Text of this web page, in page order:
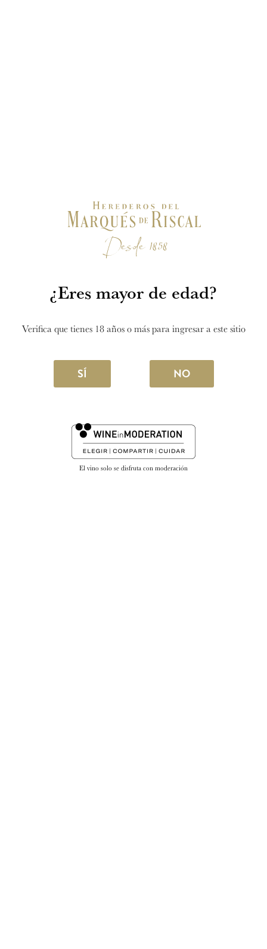
Visita el mejor viñedo
del mundo
VISITA LA BODEGA
¿Eres mayor de edad?
Verifica que tienes 18 años o más para ingresar a este sitio
SÍ NO
El vino solo se disfruta con moderación